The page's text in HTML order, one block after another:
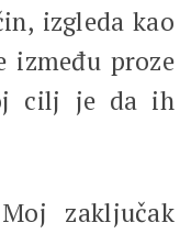
izgleda kao
između proze
cilj je da ih
zaključak